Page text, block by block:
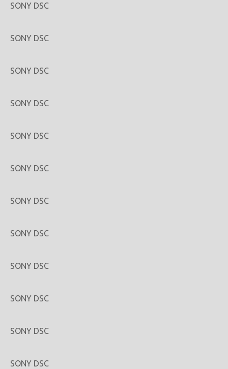
SONY DSC
SONY DSC
SONY DSC
SONY DSC
SONY DSC
SONY DSC
SONY DSC
SONY DSC
SONY DSC
SONY DSC
SONY DSC
SONY DSC